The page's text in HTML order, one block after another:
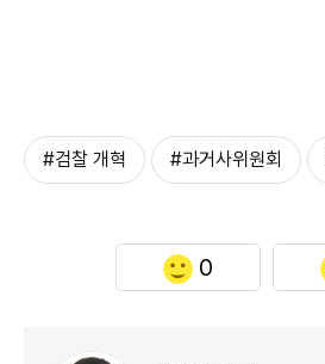
#검찰 개혁 #과거사위원회
0